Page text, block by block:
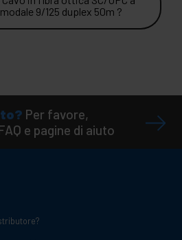
9/125 duplex 50m ?
Per favore,
e pagine di aiuto